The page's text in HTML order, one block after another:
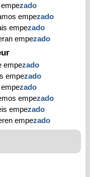
zado
empezado
empezado
empezado
empezado
empezado
zado
empezado
empezado
empezado